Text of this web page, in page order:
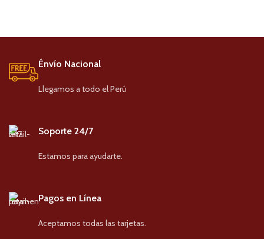
Énvío Nacional
Llegamos a todo el Perú
Soporte 24/7
Estamos para ayudarte.
Pagos en Línea
Aceptamos todas las tarjetas.